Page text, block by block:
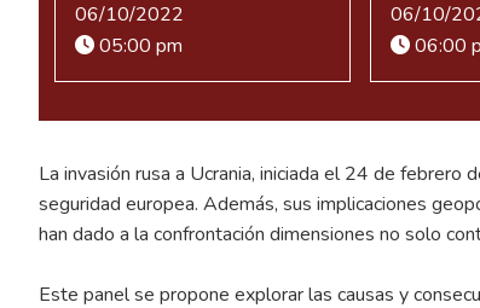
06/10/2022
05:00 pm
06/10/
06:00
La invasión rusa a Ucrania, iniciada el 24 de
seguridad europea. Además, sus implicaciones
han dado a la confrontación dimensiones no solo
Este panel se propone explorar las causas y